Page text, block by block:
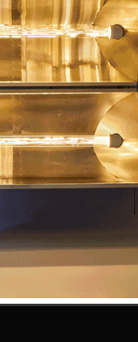
Víctor
SE
19 septiembre -
La Inversa